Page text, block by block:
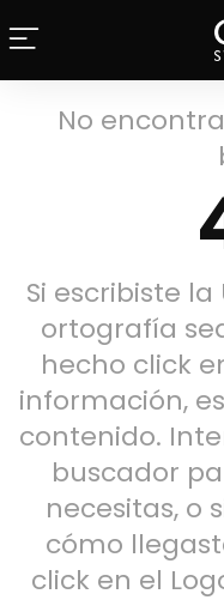
No
Si escribiste la
ortografía
hecho click
información,
contenido.
buscador
necesitas, o
cómo
click en el